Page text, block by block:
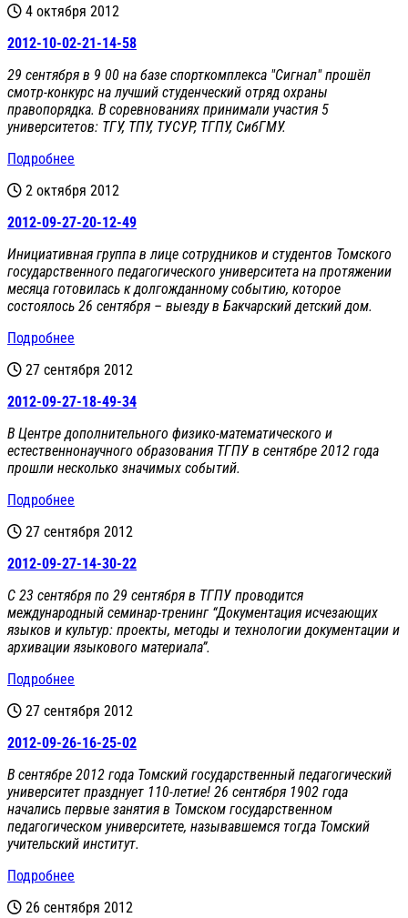
4 октября 2012
2012-10-02-21-14-58
29 сентября в 9 00 на базе спорткомплекса "Сигнал" прошёл
смотр-конкурс на лучший студенческий отряд охраны
правопорядка. В соревнованиях принимали участия 5
университетов: ТГУ, ТПУ, ТУСУР, ТГПУ, СибГМУ.
Подробнее
2 октября 2012
2012-09-27-20-12-49
Инициативная группа в лице сотрудников и студентов Томского
государственного педагогического университета на протяжении
месяца готовилась к долгожданному событию, которое
состоялось 26 сентября – выезду в Бакчарский детский дом.
Подробнее
27 сентября 2012
2012-09-27-18-49-34
В Центре дополнительного физико-математического и
естественнонаучного образования ТГПУ в сентябре 2012 года
прошли несколько значимых событий.
Подробнее
27 сентября 2012
2012-09-27-14-30-22
C 23 сентября по 29 сентября в ТГПУ проводится
международный семинар-тренинг “Документация исчезающих
языков и культур: проекты, методы и технологии документации и
архивации языкового материала”.
Подробнее
27 сентября 2012
2012-09-26-16-25-02
В сентябре 2012 года Томский государственный педагогический
университет празднует 110-летие! 26 сентября 1902 года
начались первые занятия в Томском государственном
педагогическом университете, называвшемся тогда Томский
учительский институт.
Подробнее
26 сентября 2012